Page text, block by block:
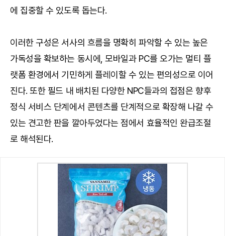
에 집중할 수 있도록 돕는다.
이러한 구성은 서사의 흐름을 명확히 파악할 수 있는 높은
가독성을 확보하는 동시에, 모바일과 PC를 오가는 멀티 플
랫폼 환경에서 기민하게 플레이할 수 있는 편의성으로 이어
진다. 또한 필드 내 배치된 다양한 NPC들과의 접점은 향후
정식 서비스 단계에서 콘텐츠를 단계적으로 확장해 나갈 수
있는 견고한 판을 깔아두었다는 점에서 효율적인 완급조절
로 해석된다.